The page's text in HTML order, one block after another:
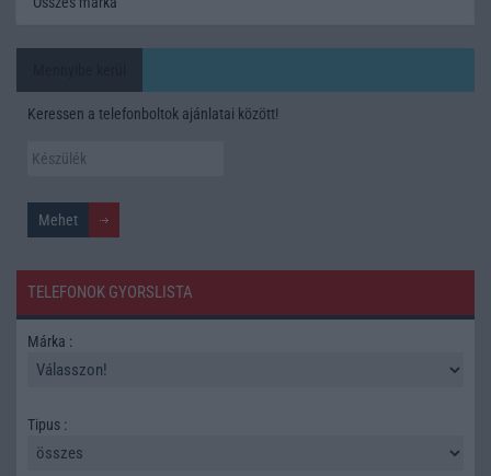
Keressen a telefonboltok ajánlatai között!
TELEFONOK GYORSLISTA
Márka :
Tipus :